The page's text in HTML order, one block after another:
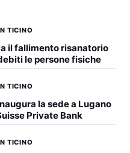
TICINO
il fallimento risanatorio
le persone fisiche
TICINO
la sede a Lugano
Private Bank
TICINO